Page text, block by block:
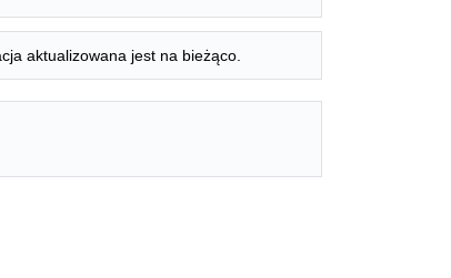
aktualizowana jest na bieżąco.